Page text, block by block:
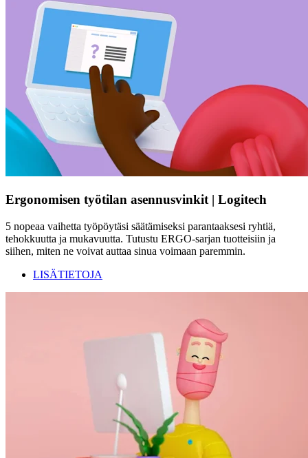
Ergonomisen työtilan asennusvinkit | Logitech
5 nopeaa vaihetta työpöytäsi säätämiseksi parantaaksesi ryhtiä,
tehokkuutta ja mukavuutta. Tutustu ERGO-sarjan tuotteisiin ja
siihen, miten ne voivat auttaa sinua voimaan paremmin.
LISÄTIETOJA